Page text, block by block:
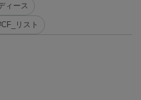
ィース
リスト